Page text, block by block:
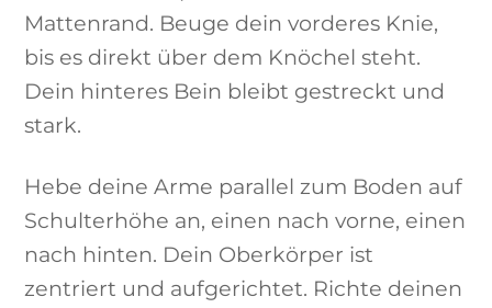
Mattenrand. Beuge dein vorderes Knie,
bis es direkt über dem Knöchel steht.
Dein hinteres Bein bleibt gestreckt und
stark.
Hebe deine Arme parallel zum Boden auf
Schulterhöhe an, einen nach vorne, einen
nach hinten. Dein Oberkörper ist
zentriert und aufgerichtet. Richte deinen